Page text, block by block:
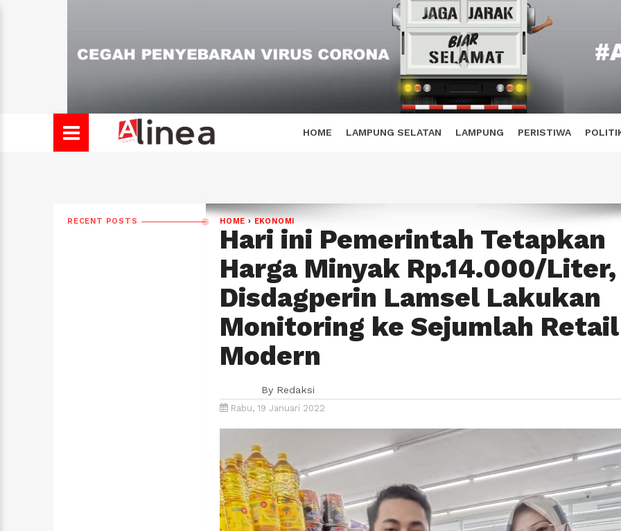
HOME LAMPUNG SELATAN LAMPUNG PERISTIWA
RECENT POSTS HOME › EKONOMI
Hari ini Pemerintah Tetapkan
Harga Minyak Rp.14.000/Liter,
Disdagperin Lamsel Lakukan
Monitoring ke Sejumlah Retail
Modern
By Redaksi
Rabu, 19 Januari 2022